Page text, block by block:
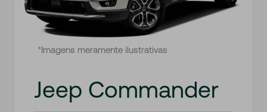
*Imagens meramente ilustrativas
Jeep Commander